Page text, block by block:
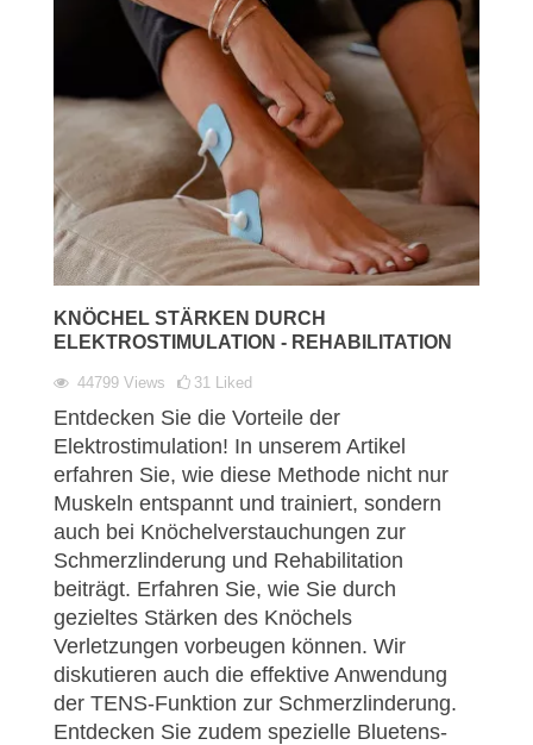
KNÖCHEL STÄRKEN DURCH
ELEKTROSTIMULATION - REHABILITATION
44799 Views 31 Liked
Entdecken Sie die Vorteile der
Elektrostimulation! In unserem Artikel
erfahren Sie, wie diese Methode nicht nur
Muskeln entspannt und trainiert, sondern
auch bei Knöchelverstauchungen zur
Schmerzlinderung und Rehabilitation
beiträgt. Erfahren Sie, wie Sie durch
gezieltes Stärken des Knöchels
Verletzungen vorbeugen können. Wir
diskutieren auch die effektive Anwendung
der TENS-Funktion zur Schmerzlinderung.
Entdecken Sie zudem spezielle Bluetens-